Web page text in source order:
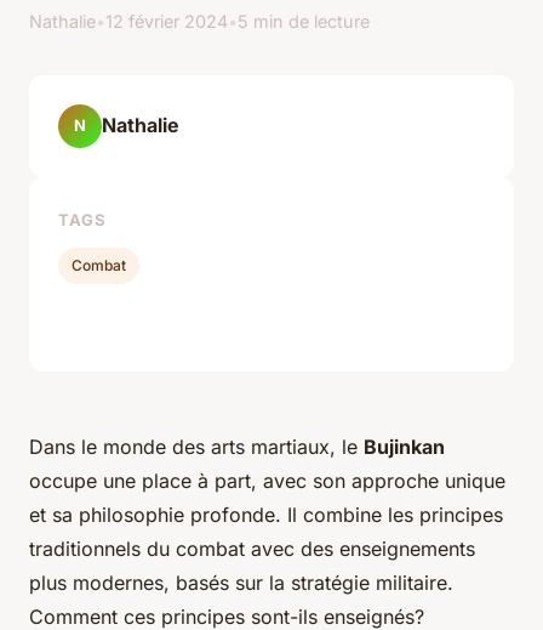
Nathalie•12 février 2024•5 min de lecture
Dans le monde des arts martiaux, le Bujinkan
occupe une place à part, avec son approche unique
et sa philosophie profonde. Il combine les principes
traditionnels du combat avec des enseignements
plus modernes, basés sur la stratégie militaire.
Comment ces principes sont-ils enseignés?
N Nathalie
TAGS
Combat